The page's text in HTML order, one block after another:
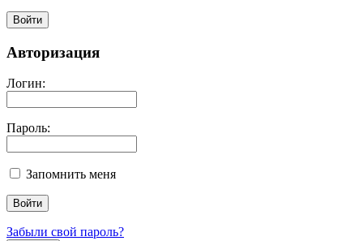
Войти
Авторизация
Логин:
Пароль:
Запомнить меня
Забыли свой пароль?